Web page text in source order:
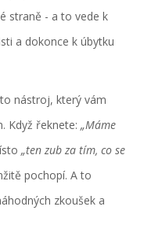
straně - a to vede k
a dokonce k úbytku
nástroj, který vám
Když řeknete: „Máme
„ten zub za tím, co se
pochopí. A to
zkoušek a